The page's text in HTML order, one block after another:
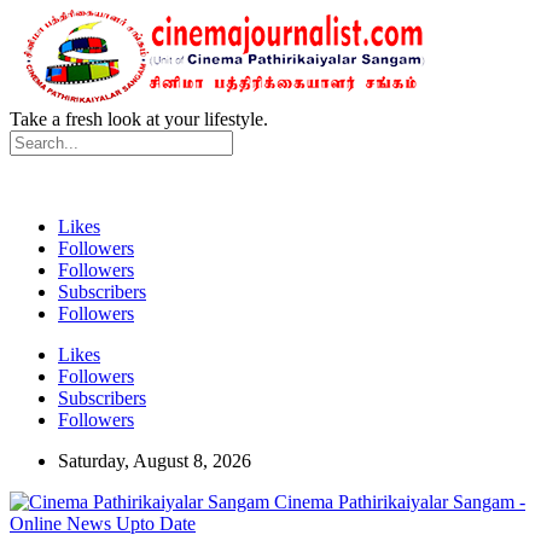
Take a fresh look at your lifestyle.
Likes
Followers
Followers
Subscribers
Followers
Likes
Followers
Subscribers
Followers
Saturday, August 8, 2026
Cinema Pathirikaiyalar Sangam -
Online News Upto Date